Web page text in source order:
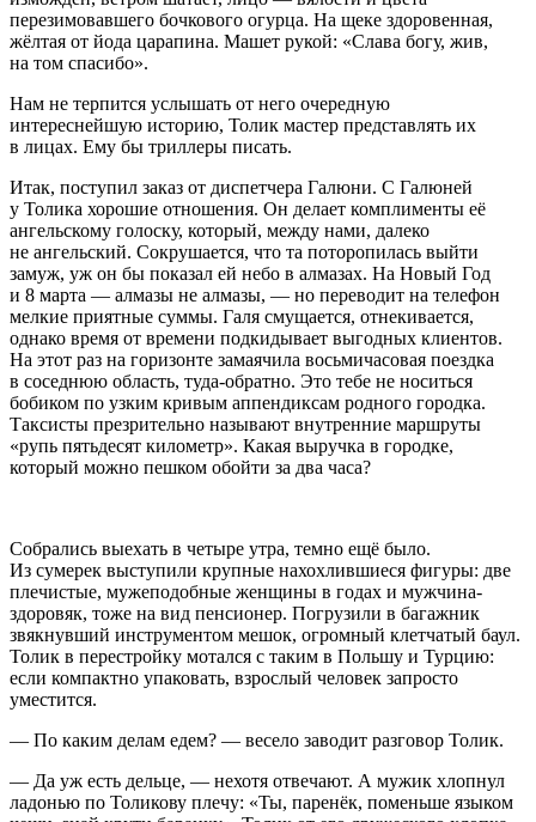
перезимовавшего бочкового огурца. На щеке здоровенная,
жёлтая от йода царапина. Машет рукой: «Слава богу, жив,
на том спасибо».
Нам не терпится услышать от него очередную
интереснейшую историю, Толик мастер представлять их
в лицах. Ему бы триллеры писать.
Итак, поступил заказ от диспетчера Галюни. С Галюней
у Толика хорошие отношения. Он делает комплименты её
ангельскому голоску, который, между нами, далеко
не ангельский. Сокрушается, что та поторопилась выйти
замуж, уж он бы показал ей небо в алмазах. На Новый Год
и 8 марта — алмазы не алмазы, — но переводит на телефон
мелкие приятные суммы. Галя смущается, отнекивается,
однако время от времени подкидывает выгодных клиентов.
На этот раз на горизонте замаячила восьмичасовая поездка
в соседнюю область, туда-обратно. Это тебе не носиться
бобиком по узким кривым аппендиксам родного городка.
Таксисты презрительно называют внутренние маршруты
«рупь пятьдесят километр». Какая выручка в городке,
который можно пешком обойти за два часа?
Собрались выехать в четыре утра, темно ещё было.
Из сумерек выступили крупные нахохлившиеся фигуры: две
плечистые, мужеподобные женщины в годах и мужчина-
здоровяк, тоже на вид пенсионер. Погрузили в багажник
звякнувший инструментом мешок, огромный клетчатый баул.
Толик в перестройку мотался с таким в Польшу и Турцию:
если компактно упаковать, взрослый человек запросто
уместится.
— По каким делам едем? — весело заводит разговор Толик.
— Да уж есть дельце, — нехотя отвечают. А мужик хлопнул
ладонью по Толикову плечу: «Ты, паренёк, поменьше языком